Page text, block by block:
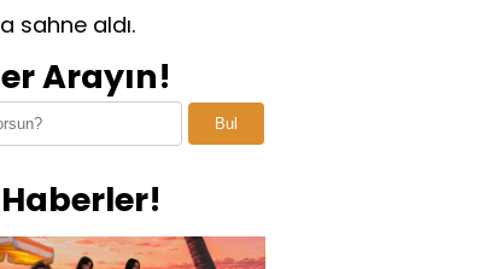
sahne aldı.
Arayın!
Bul